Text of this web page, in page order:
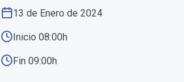
13 de Enero de 2024
Inicio 08:00h
Fin 09:00h